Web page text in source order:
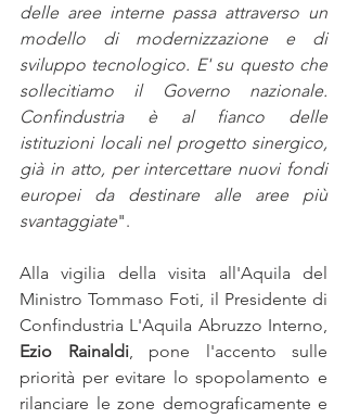
delle aree interne passa attraverso un
modello di modernizzazione e di
sviluppo tecnologico. E' su questo che
sollecitiamo il Governo nazionale.
Confindustria è al fianco delle
istituzioni locali nel progetto sinergico,
già in atto, per intercettare nuovi fondi
europei da destinare alle aree più
svantaggiate".
Alla vigilia della visita all'Aquila del
Ministro Tommaso Foti, il Presidente di
Ezio Rainaldi, pone l'accento sulle
priorità per evitare lo spopolamento e
rilanciare le zone demograficamente e